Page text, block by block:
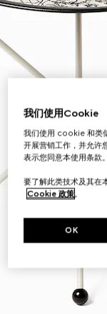
我们使用Cookie
我们使用 cookie 和类
开展营销工作，并允许
表示您同意本使用条款。
要了解此类技术及其在
Cookie 政策。
OK